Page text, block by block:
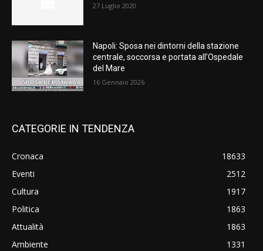
27 Luglio 2020
Napoli: Sposa nei dintorni della stazione
centrale, soccorsa e portata all’Ospedale
del Mare
16 Gennaio 2026
CATEGORIE IN TENDENZA
Cronaca
18633
Eventi
2512
Cultura
1917
Politica
1863
Attualità
1863
Ambiente
1331